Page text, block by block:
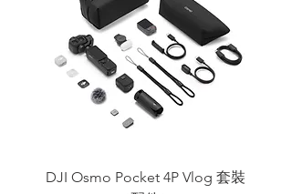
DJI Osmo Pocket 4P Vlog 套裝